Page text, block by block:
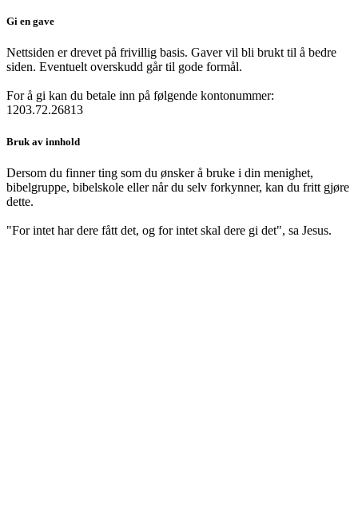
Gi en gave
Nettsiden er drevet på frivillig basis. Gaver vil bli brukt til å bedre
siden. Eventuelt overskudd går til gode formål.
For å gi kan du betale inn på følgende kontonummer:
1203.72.26813
Bruk av innhold
Dersom du finner ting som du ønsker å bruke i din menighet,
bibelgruppe, bibelskole eller når du selv forkynner, kan du fritt gjøre
dette.
"For intet har dere fått det, og for intet skal dere gi det", sa Jesus.